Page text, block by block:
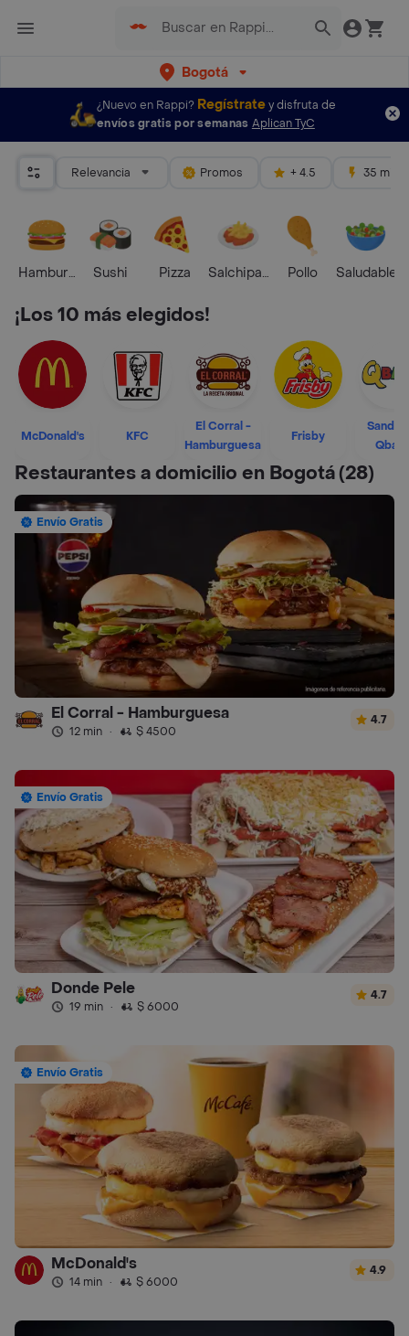
Bogotá
¿Nuevo en Rappi? Regístratey disfruta de
envíos gratis por semanas Aplican TyC
Relevancia Promos + 4.5 35 mins
HamburguesaSushi Pizza Salchipapas Pollo Saludable
¡Los 10 más elegidos!
McDonald's KFC
El Corral -
Hamburguesa
Frisby
Restaurantes a domicilio en Bogotá(28)
Envío Gratis
El Corral - Hamburguesa
12 min · $ 4500
4.7
Envío Gratis
Donde Pele
19 min · $ 6000
4.7
Envío Gratis
McDonald's
14 min · $ 6000
4.9